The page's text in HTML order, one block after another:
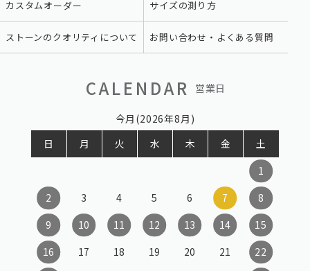
カスタムオーダー サイズの測り方
ストーンのクオリティについて お問い合わせ・よくある質問
CALENDAR 営業日
今月(2026年8月)
日
月 火 水 木 金
土
1
2
3 4 5 6 7
8
9
10 11 12 13 14
15
16
17 18 19 20 21
22